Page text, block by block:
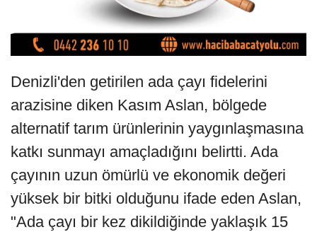
Denizli'den getirilen ada çayı fidelerini
arazisine diken Kasım Aslan, bölgede
alternatif tarım ürünlerinin yaygınlaşmasına
katkı sunmayı amaçladığını belirtti. Ada
çayının uzun ömürlü ve ekonomik değeri
yüksek bir bitki olduğunu ifade eden Aslan,
"Ada çayı bir kez dikildiğinde yaklaşık 15